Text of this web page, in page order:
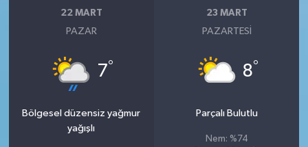
22 MART
PAZAR
7°
Bölgesel düzensiz yağmur
yağışlı
23 MART
PAZARTESI
8°
Parçalı Bulutlu
Nem: %74